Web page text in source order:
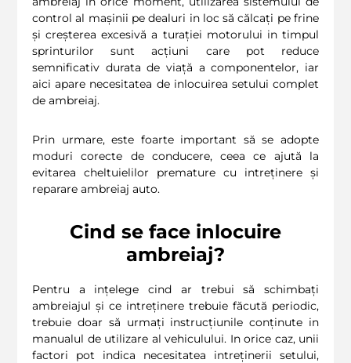
control al mașinii pe dealuri in loc să călcați pe frine
și creșterea excesivă a turației motorului in timpul
sprinturilor sunt acțiuni care pot reduce
semnificativ durata de viață a componentelor, iar
aici apare necesitatea de inlocuirea setului complet
de ambreiaj.
Prin urmare, este foarte important să se adopte
moduri corecte de conducere, ceea ce ajută la
evitarea cheltuielilor premature cu intreținere și
reparare ambreiaj auto.
Cind se face inlocuire
ambreiaj?
Pentru a ințelege cind ar trebui să schimbați
ambreiajul și ce intreținere trebuie făcută periodic,
trebuie doar să urmați instrucțiunile conținute in
manualul de utilizare al vehiculului. In orice caz, unii
factori pot indica necesitatea intreținerii setului,